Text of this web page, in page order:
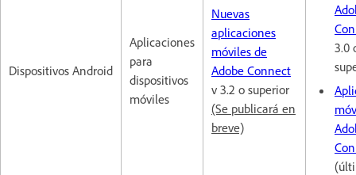
Dispositivos Android
Aplicaciones
para
dispositivos
móviles
Nuevas
aplicaciones
móviles de
Adobe Connect
v 3.2 o superior
(Se publicará en
breve)
3.0